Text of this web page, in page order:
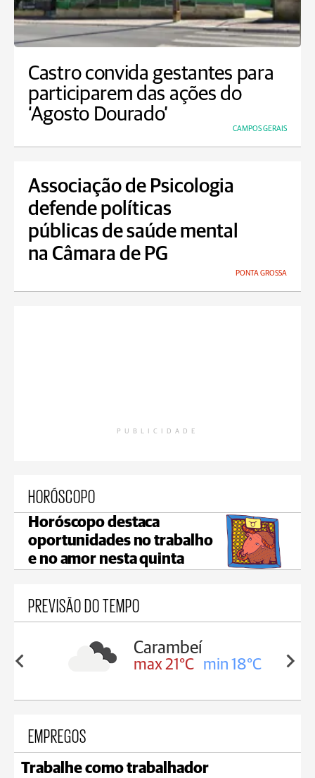
Castro convida gestantes para
participarem das ações do
‘Agosto Dourado’
CAMPOS GERAIS
Associação de Psicologia
defende políticas
públicas de saúde mental
na Câmara de PG
PONTA GROSSA
PUBLICIDADE
HORÓSCOPO
Horóscopo destaca
oportunidades no trabalho
e no amor nesta quinta
PREVISÃO DO TEMPO
19°C
Carambeí
max 21°C min 18°C
EMPREGOS
Trabalhe como trabalhador